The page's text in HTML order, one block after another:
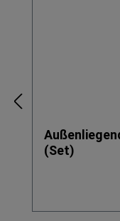
(Set)